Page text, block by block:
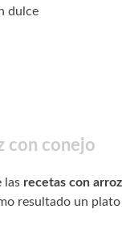
dulce
con conejo
las recetas con arroz
resultado un